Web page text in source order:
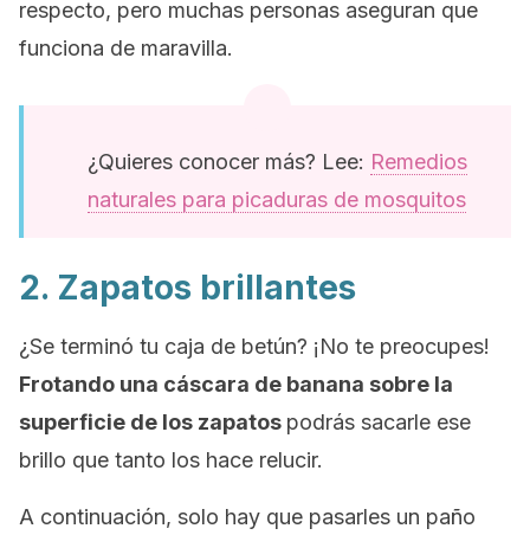
respecto, pero muchas personas aseguran que
funciona de maravilla.
¿Quieres conocer más? Lee: Remedios
naturales para picaduras de mosquitos
2. Zapatos brillantes
¿Se terminó tu caja de betún? ¡No te preocupes!
Frotando una cáscara de banana sobre la
superficie de los zapatos podrás sacarle ese
brillo que tanto los hace relucir.
A continuación, solo hay que pasarles un paño